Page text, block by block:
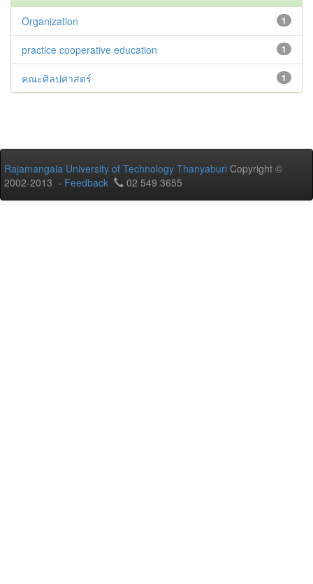
1
Organization
1
practice cooperative education
1
คณะศิลปศาสตร์
Rajamangala University of Technology Thanyaburi Copyright ©
2002-2013 - Feedback 02 549 3655